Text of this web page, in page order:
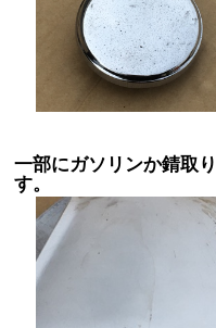
一部にガソリンか錆取
す。